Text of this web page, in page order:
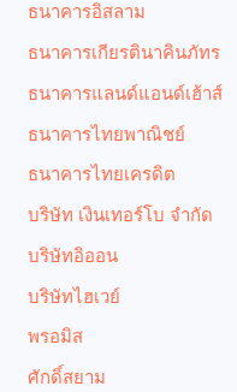
ธนาคารอิสลาม
ธนาคารเกียรตินาคินภัทร
ธนาคารแลนด์แอนด์เฮ้าส์
ธนาคารไทยพาณิชย์
ธนาคารไทยเครดิต
บริษัท เงินเทอร์โบ จำกัด
บริษัทอิออน
บริษัทไฮเวย์
พรอมิส
ศักดิ์สยาม